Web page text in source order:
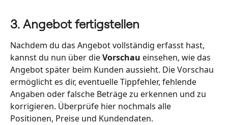
3. Angebot fertigstellen
Nachdem du das Angebot vollständig erfasst hast,
kannst du nun über die Vorschau einsehen, wie das
Angebot später beim Kunden aussieht. Die Vorschau
ermöglicht es dir, eventuelle Tippfehler, fehlende
Angaben oder falsche Beträge zu erkennen und zu
korrigieren. Überprüfe hier nochmals alle
Positionen, Preise und Kundendaten.